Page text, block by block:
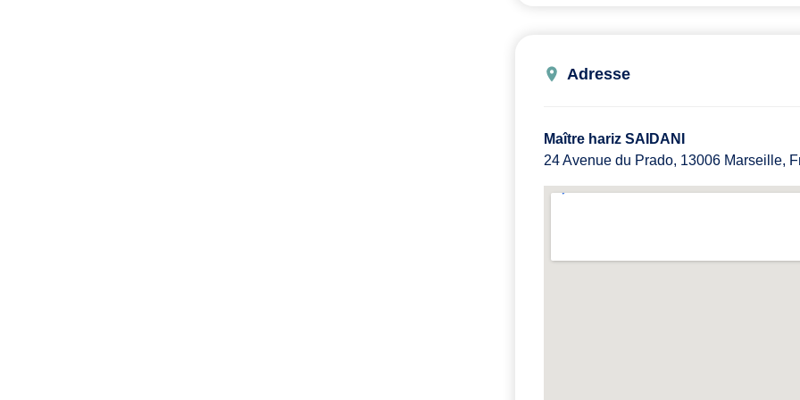
Adresse
Maître hariz SAIDANI
24 Avenue du Prado, 13006 Marseille,